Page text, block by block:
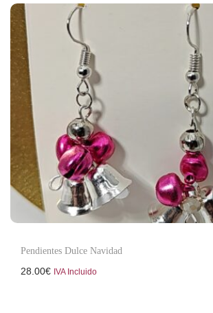
Pendientes Dulce Navidad
28.00€ IVA Incluido